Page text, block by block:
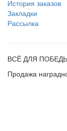
История заказов
Закладки
Рассылка
ВСЁ ДЛЯ
Продажа